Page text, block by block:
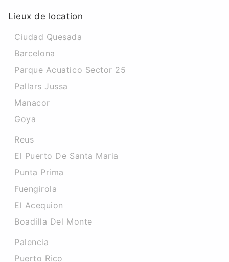
Lieux de location
Ciudad Quesada
Barcelona
Parque Acuatico Sector 25
Pallars Jussa
Manacor
Goya
Reus
El Puerto De Santa Maria
Punta Prima
Fuengirola
El Acequion
Boadilla Del Monte
Palencia
Puerto Rico